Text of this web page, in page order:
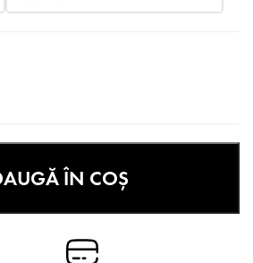
ÎN COȘ